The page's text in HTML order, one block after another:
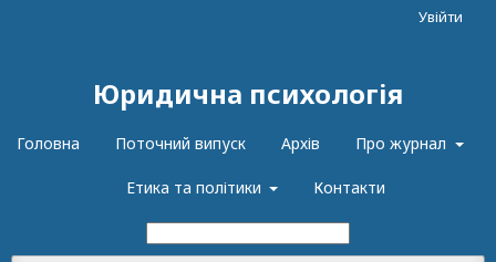
Юридична психологія
Головна Поточний випуск Архів Про журнал
Етика та політики Контакти
Увійти